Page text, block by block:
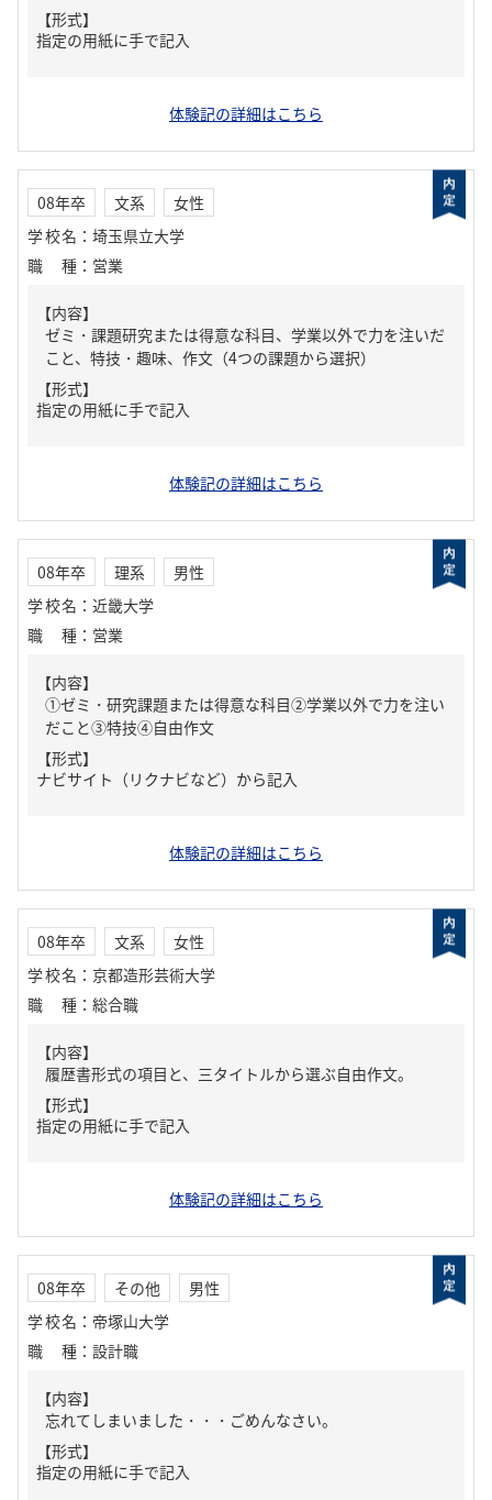
【形式】
指定の用紙に手で記入
体験記の詳細はこちら
08年卒 文系
女性
学校名 ： 埼玉県立大学
職種 ： 営業
【内容】
ゼミ・課題研究または得意な科目、学業以外で力を注いだ
こと、特技・趣味、作文（4つの課題から選択）
【形式】
指定の用紙に手で記入
体験記の詳細はこちら
08年卒 理系
男性
学校名 ： 近畿大学
職種 ： 営業
【内容】
①ゼミ・研究課題または得意な科目②学業以外で力を注い
だこと③特技④自由作文
【形式】
ナビサイト（リクナビなど）から記入
体験記の詳細はこちら
08年卒 文系
女性
学校名 ： 京都造形芸術大学
職種 ： 総合職
【内容】
履歴書形式の項目と、三タイトルから選ぶ自由作文。
【形式】
指定の用紙に手で記入
体験記の詳細はこちら
08年卒 その他
男性
学校名 ： 帝塚山大学
職種 ： 設計職
【内容】
忘れてしまいました・・・ごめんなさい。
【形式】
指定の用紙に手で記入